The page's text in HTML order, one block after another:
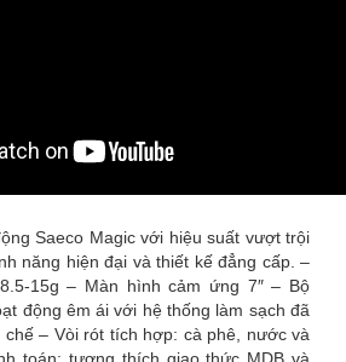
Saeco Magic với hiệu suất vượt trội
năng hiện đại và thiết kế đẳng cấp. –
15g – Màn hình cảm ứng 7″ – Bộ
động êm ái với hệ thống làm sạch đã
– Vòi rót tích hợp: cà phê, nước và